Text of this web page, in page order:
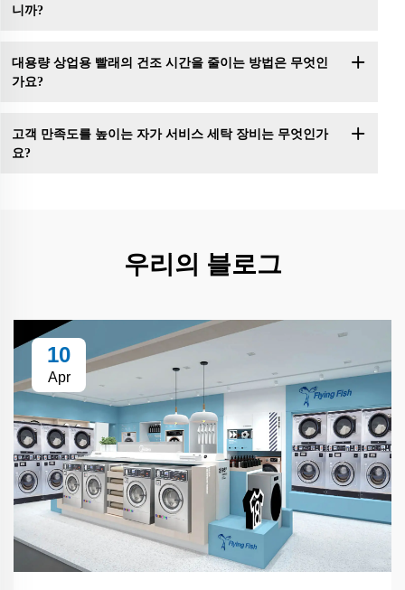
니까?
대용량 상업용 빨래의 건조 시간을 줄이는 방법은 무엇인
가요?
고객 만족도를 높이는 자가 서비스 세탁 장비는 무엇인가
요?
우리의 블로그
10
Apr